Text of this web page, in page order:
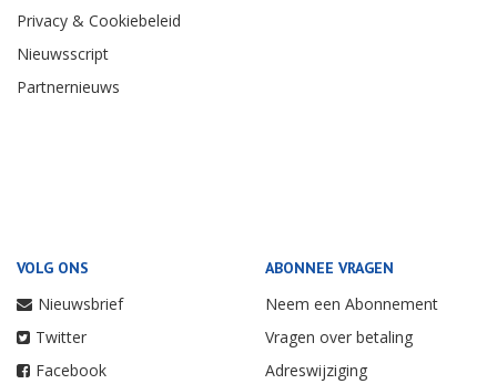
Privacy & Cookiebeleid
Nieuwsscript
Partnernieuws
VOLG ONS
Nieuwsbrief
Twitter
Facebook
ABONNEE VRAGEN
Neem een Abonnement
Vragen over betaling
Adreswijziging